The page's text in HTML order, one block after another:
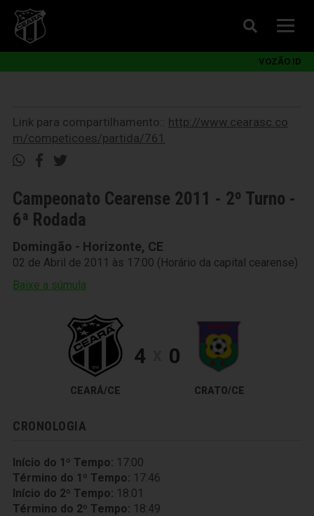
VOZÃO ID
Link para compartilhamento:: http://www.cearasc.co
m/competicoes/partida/761
Campeonato Cearense 2011 - 2º Turno -
6ª Rodada
Domingão - Horizonte, CE
02 de Abril de 2011 às 17:00 (Horário da capital cearense)
Baixe a súmula
CEARÁ/CE
4 0
CRATO/CE
CRONOLOGIA
Início do 1º Tempo: 17:00
Término do 1º Tempo: 17:46
Início do 2º Tempo: 18:01
Término do 2º Tempo: 18:49